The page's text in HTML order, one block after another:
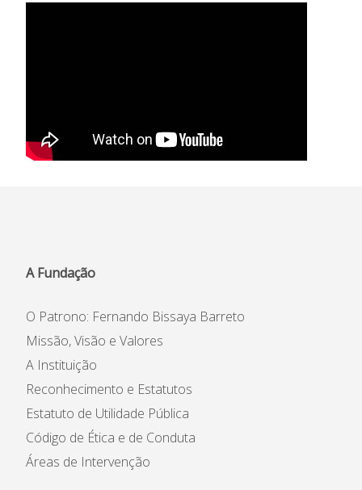
A Fundação
O Patrono: Fernando Bissaya Barreto
Missão, Visão e Valores
A Instituição
Reconhecimento e Estatutos
Estatuto de Utilidade Pública
Código de Ética e de Conduta
Áreas de Intervenção